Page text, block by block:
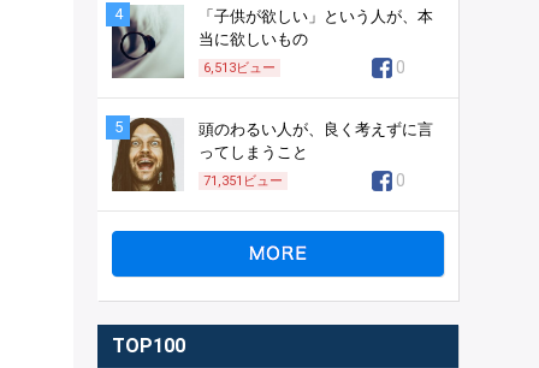
4
「子供が欲しい」という人が、本
当に欲しいもの
6,513ビュー 0
5
頭のわるい人が、良く考えずに言
ってしまうこと
71,351 ビュー 0
TOP100